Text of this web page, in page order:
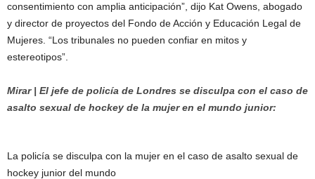
consentimiento con amplia anticipación”, dijo Kat Owens, abogado
y director de proyectos del Fondo de Acción y Educación Legal de
Mujeres. “Los tribunales no pueden confiar en mitos y
estereotipos”.
Mirar | El jefe de policía de Londres se disculpa con el caso de
asalto sexual de hockey de la mujer en el mundo junior:
La policía se disculpa con la mujer en el caso de asalto sexual de
hockey junior del mundo